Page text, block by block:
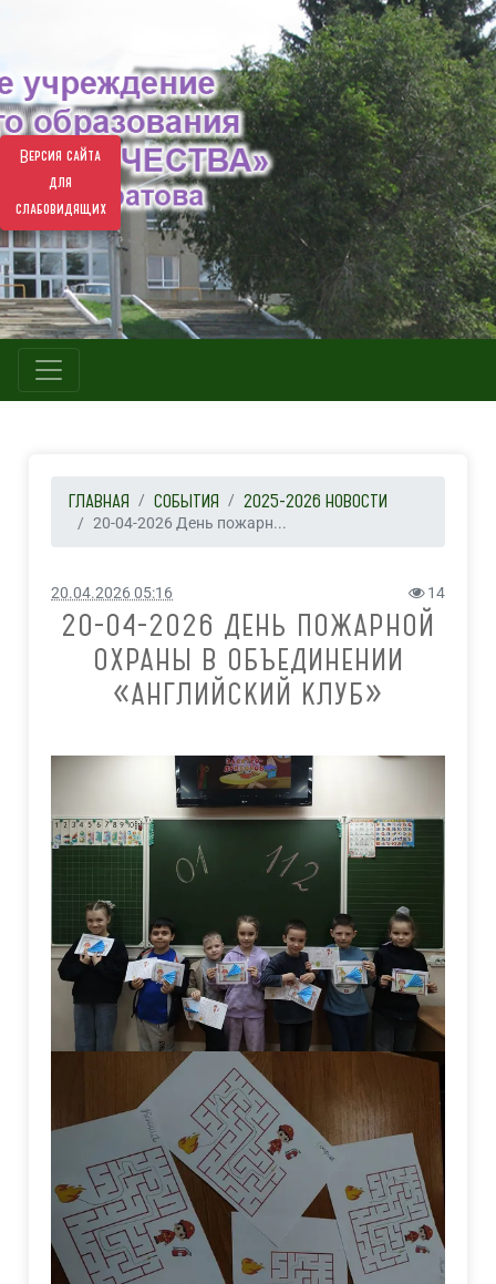
Версия сайта
для
слабовидящих
ГЛАВНАЯ СОБЫТИЯ 2025-2026 НОВОСТИ
20-04-2026 День пожарн...
20.04.2026 05:16 14
20-04-2026 ДЕНЬ ПОЖАРНОЙ
ОХРАНЫ В ОБЪЕДИНЕНИИ
«АНГЛИЙСКИЙ КЛУБ»